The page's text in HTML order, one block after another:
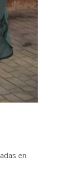
en